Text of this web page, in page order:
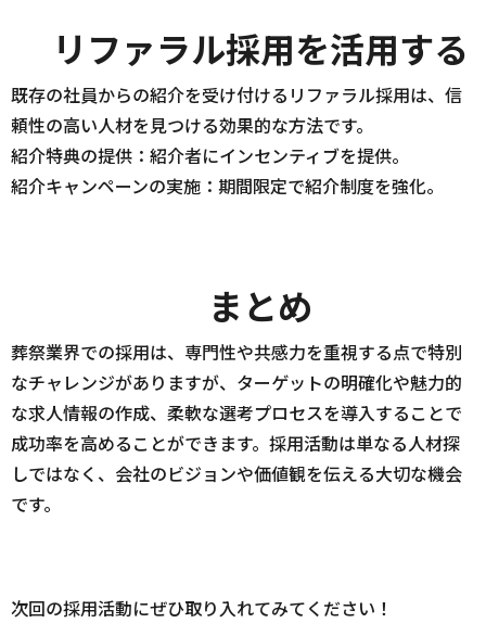
リファラル採用を活用する
既存の社員からの紹介を受け付けるリファラル採用は、信
頼性の高い人材を見つける効果的な方法です。
紹介特典の提供：紹介者にインセンティブを提供。
紹介キャンペーンの実施：期間限定で紹介制度を強化。
まとめ
葬祭業界での採用は、専門性や共感力を重視する点で特別
なチャレンジがありますが、ターゲットの明確化や魅力的
な求人情報の作成、柔軟な選考プロセスを導入することで
成功率を高めることができます。採用活動は単なる人材探
しではなく、会社のビジョンや価値観を伝える大切な機会
です。
次回の採用活動にぜひ取り入れてみてください！